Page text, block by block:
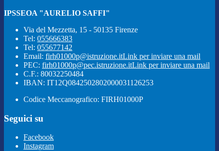
IPSSEOA "AURELIO SAFFI"
Via del Mezzetta, 15 - 50135 Firenze
Tel: 055666383
Tel: 055677142
Email: firh01000p@istruzione.itLink per inviare una mail
PEC: firh01000p@pec.istruzione.itLink per inviare una mail
C.F.: 80032250484
IBAN: IT12Q0842502802000031126253
Codice Meccanografico: FIRH01000P
Seguici su
Facebook
Instagram